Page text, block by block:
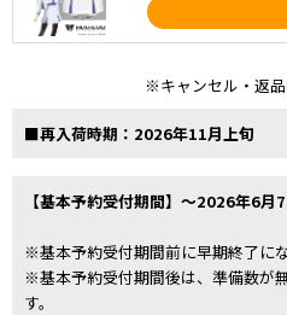
※キャンセル・返品
■再入荷時期：2026年11月上旬
【基本予約受付期間】～2026年6月7
※基本予約受付期間前に早期終了に
※基本予約受付期間後は、準備数が
す。